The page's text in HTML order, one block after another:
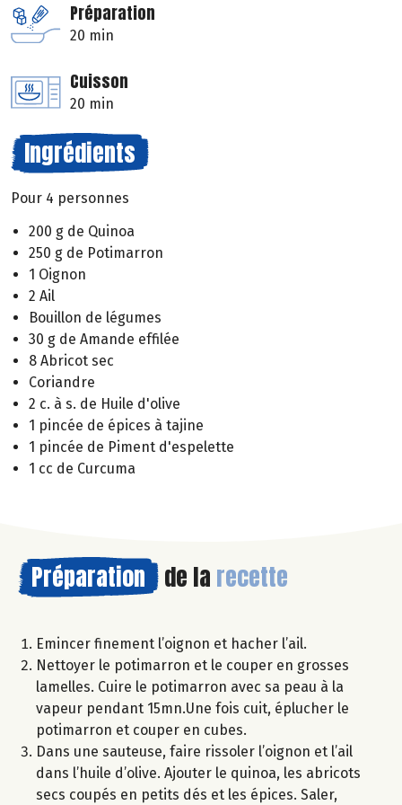
Préparation
20 min
Cuisson
20 min
Ingrédients
Pour 4 personnes
200 g de Quinoa
250 g de Potimarron
1 Oignon
2 Ail
Bouillon de légumes
30 g de Amande effilée
8 Abricot sec
Coriandre
2 c. à s. de Huile d'olive
1 pincée de épices à tajine
1 pincée de Piment d'espelette
1 cc de Curcuma
Préparation de la recette
Emincer finement l’oignon et hacher l’ail.
Nettoyer le potimarron et le couper en grosses
lamelles. Cuire le potimarron avec sa peau à la
vapeur pendant 15mn.Une fois cuit, éplucher le
potimarron et couper en cubes.
Dans une sauteuse, faire rissoler l’oignon et l’ail
dans l’huile d’olive. Ajouter le quinoa, les abricots
secs coupés en petits dés et les épices. Saler,